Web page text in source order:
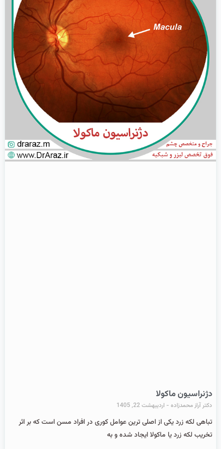
دژنراسیون ماکولا
دکتر آراز محمدزاده اردیبهشت 22, 1405
تباهی لکه زرد یکی از اصلی ترین عوامل کوری در افراد مسن است که بر اثر
تخریب لکه زرد یا ماکولا ایجاد شده و به